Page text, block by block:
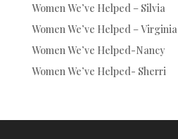
Women We’ve Helped – Silvia
Women We’ve Helped – Virginia
Women We’ve Helped-Nancy
Women We’ve Helped- Sherri